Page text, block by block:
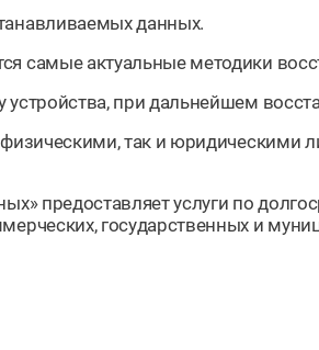
данных.
самые актуальные методики
устройства, при дальнейшем
так и юридическими
предоставляет услуги по
государственных и